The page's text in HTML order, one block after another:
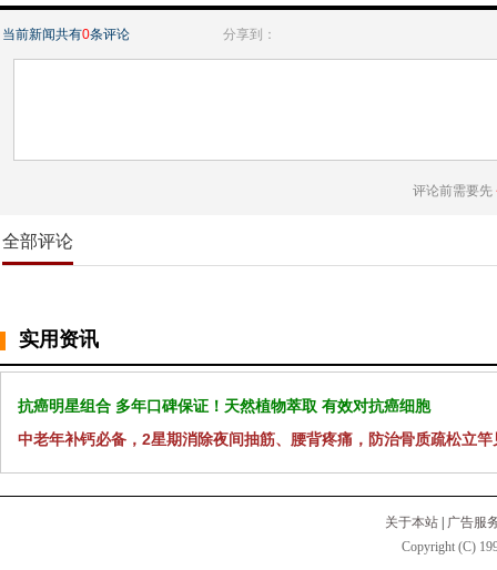
当前新闻共有0条评论 分享到：
评论前需要先
全部评论
实用资讯
抗癌明星组合 多年口碑保证！天然植物萃取 有效对抗癌细胞
中老年补钙必备，2星期消除夜间抽筋、腰背疼痛，防治骨质疏松立竿
关于本站
广告服
Copyright (C)